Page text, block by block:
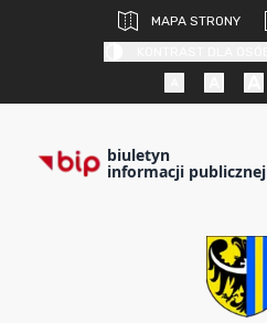
MAPA STRONY
biuletyn
informacji publicznej